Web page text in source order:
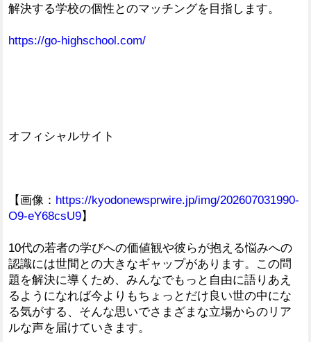
解決する学校の個性とのマッチングを目指します。
https://go-highschool.com/
オフィシャルサイト
【画像： https://kyodonewsprwire.jp/img/202607031990-
O9-eY68csU9】
10代の若者の学びへの価値観や彼らが抱える悩みへの
認識には世間との大きなギャップがあります。この問
題を解決に導くため、みんなでもっと自由に語りあえ
るようになれば今よりもちょっとだけ良い世の中にな
る気がする、そんな思いでさまざまな立場からのリア
ルな声を届けていきます。